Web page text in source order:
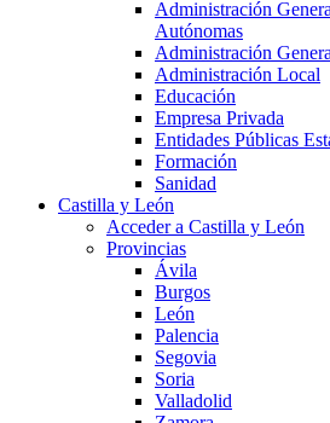
Administración
Autónomas
Administración
Administración Local
Educación
Empresa Privada
Entidades Públicas
Formación
Sanidad
Castilla y León
Acceder a Castilla y León
Provincias
Ávila
Burgos
León
Palencia
Segovia
Soria
Valladolid